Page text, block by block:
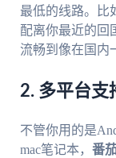
最低的线路。比
配离你最近的回
流畅到像在国内
2. 多平台支
不管你用的是
mac笔记本， 番